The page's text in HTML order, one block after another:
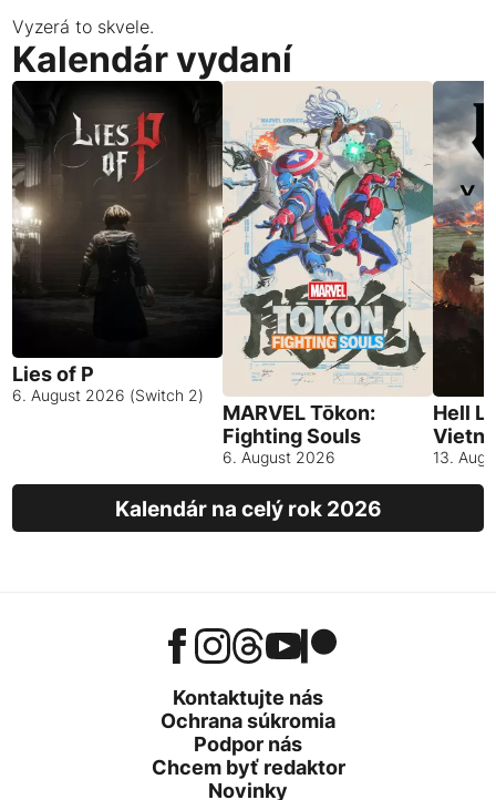
Vyzerá to skvele.
Kalendár vydaní
Lies of P
6. August 2026 (Switch 2)
MARVEL Tōkon:
Fighting Souls
6. August 2026
Hell
13.
Kalendár na celý rok 2026
Kontaktujte nás
Ochrana súkromia
Podpor nás
Chcem byť redaktor
Novinky